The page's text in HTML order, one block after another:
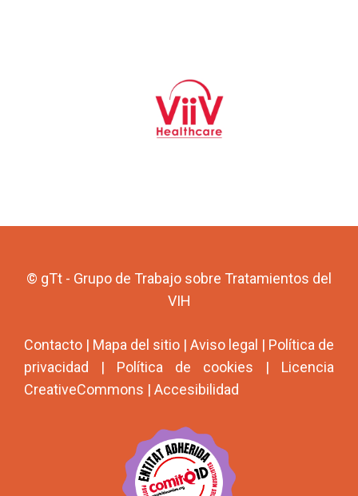
© gTt - Grupo de Trabajo sobre Tratamientos del
VIH
Contacto | Mapa del sitio | Aviso legal | Política de
privacidad | Política de cookies | Licencia
CreativeCommons | Accesibilidad